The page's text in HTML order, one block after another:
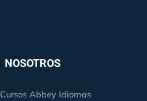
NOSOTROS
Cursos Abbey Idiomas